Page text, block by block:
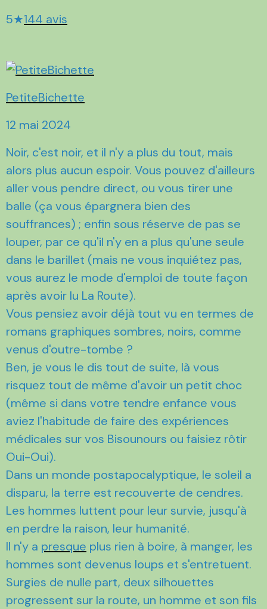
5★144 avis
PetiteBichette
12 mai 2024
Noir, c'est noir, et il n'y a plus du tout, mais
alors plus aucun espoir. Vous pouvez d'ailleurs
aller vous pendre direct, ou vous tirer une
balle (ça vous épargnera bien des
souffrances) ; enfin sous réserve de pas se
louper, par ce qu'il n'y en a plus qu'une seule
dans le barillet (mais ne vous inquiétez pas,
vous aurez le mode d'emploi de toute façon
après avoir lu La Route).
Vous pensiez avoir déjà tout vu en termes de
romans graphiques sombres, noirs, comme
venus d'outre-tombe ?
Ben, je vous le dis tout de suite, là vous
risquez tout de même d'avoir un petit choc
(même si dans votre tendre enfance vous
aviez l'habitude de faire des expériences
médicales sur vos Bisounours ou faisiez rôtir
Oui-Oui).
Dans un monde postapocalyptique, le soleil a
disparu, la terre est recouverte de cendres.
Les hommes luttent pour leur survie, jusqu'à
en perdre la raison, leur humanité.
Il n'y a presque plus rien à boire, à manger, les
hommes sont devenus loups et s'entretuent.
Surgies de nulle part, deux silhouettes
progressent sur la route, un homme et son fils